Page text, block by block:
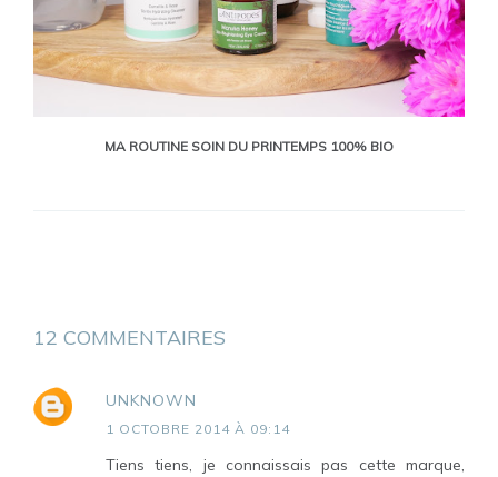
MA ROUTINE SOIN DU PRINTEMPS 100% BIO
12 COMMENTAIRES
UNKNOWN
1 OCTOBRE 2014 À 09:14
Tiens tiens, je connaissais pas cette marque,